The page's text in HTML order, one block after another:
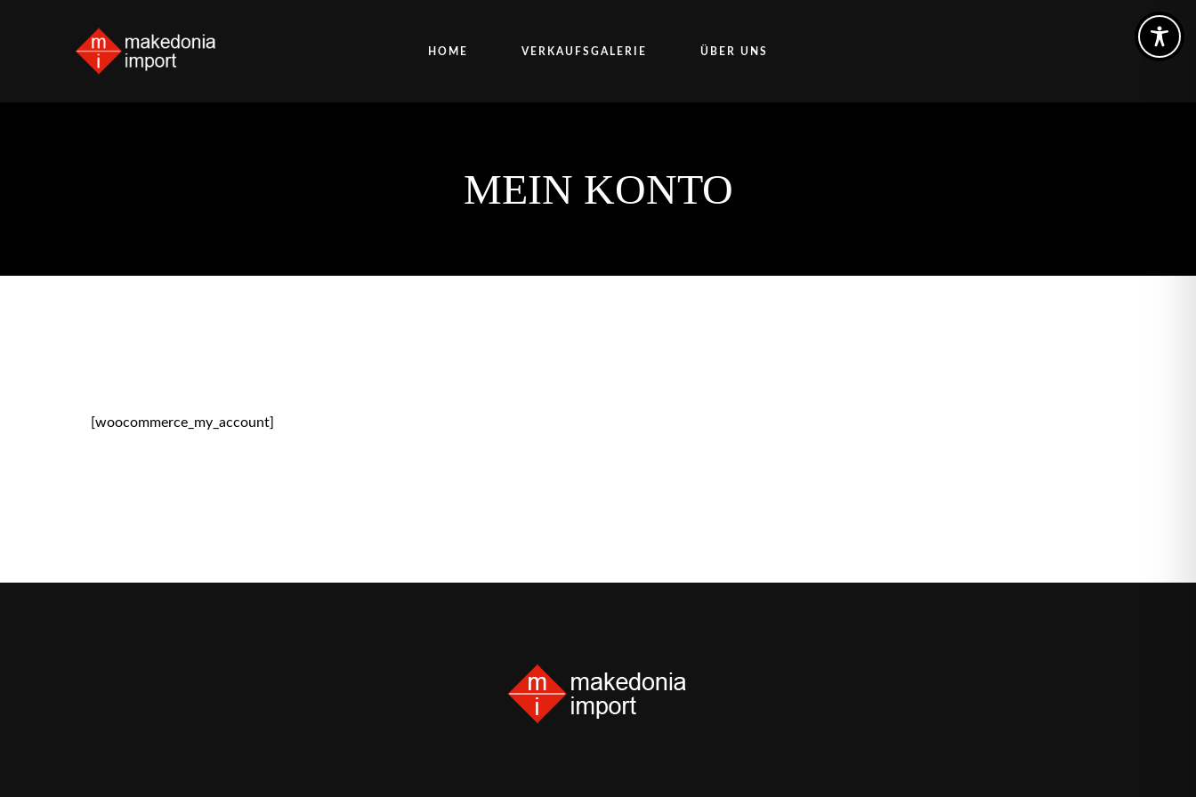
HOME VERKAUFSGALERIE ÜBER UNS
MEIN KONTO
[woocommerce_my_account]